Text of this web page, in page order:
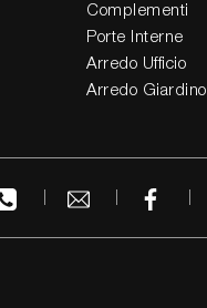
Complementi
Porte Interne
Arredo Ufficio
Arredo Giardino